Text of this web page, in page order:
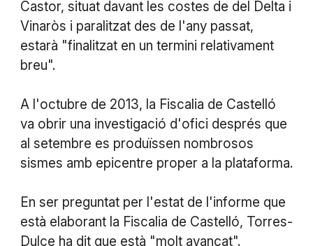
Castor, situat davant les costes de del Delta i
Vinaròs i paralitzat des de l'any passat,
estarà "finalitzat en un termini relativament
breu".
A l'octubre de 2013, la Fiscalia de Castelló
va obrir una investigació d'ofici després que
al setembre es produïssen nombrosos
sismes amb epicentre proper a la plataforma.
En ser preguntat per l'estat de l'informe que
està elaborant la Fiscalia de Castelló, Torres-
Dulce ha dit que està "molt avançat".